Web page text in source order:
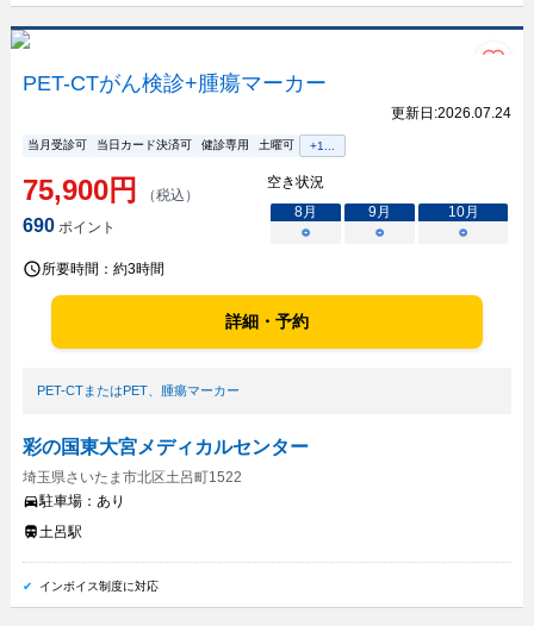
PET-CTがん検診+腫瘍マーカー
更新日:2026.07.24
当月受診可 当日カード決済可 健診専用 土曜可 +1...
75,900円 （税込）
690ポイント
空き状況
8月 9月 10月
○
○ ○
所要時間： 約3時間
詳細・予約
PET-CTまたはPET、 腫瘍マーカー
彩の国東大宮メディカルセンター
埼玉県さいたま市北区土呂町1522
駐車場： あり
土呂駅
インボイス制度に対応